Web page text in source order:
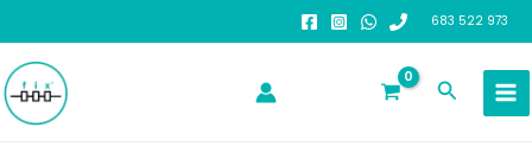
al
contenido
683 522 973
Buscar